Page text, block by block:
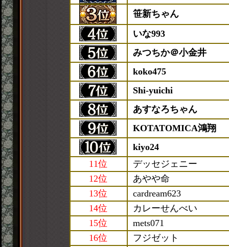
笹新ちゃん
いな993
みつちか＠小金井
koko475
Shi-yuichi
あすなろちゃん
KOTATOMICA鴻翔
kiyo24
11位
デッセジェニー
12位
あやや命
13位
cardream623
14位
カレーせんべい
15位
mets071
16位
フジゼット